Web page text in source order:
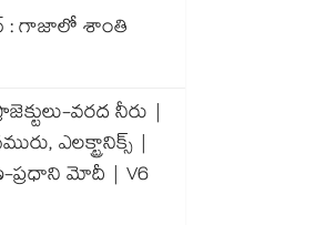
: గాజాలో శాంతి
వరద నీరు |
ఎలక్ట్రానిక్స్ |
ప్రధాని మోదీ | V6